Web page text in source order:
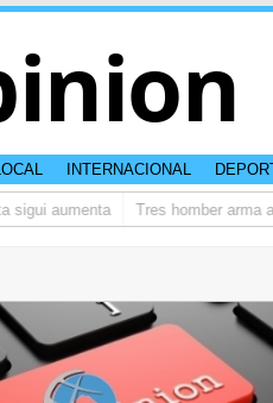
INTERNACIONAL
aumenta Tres homber arma a